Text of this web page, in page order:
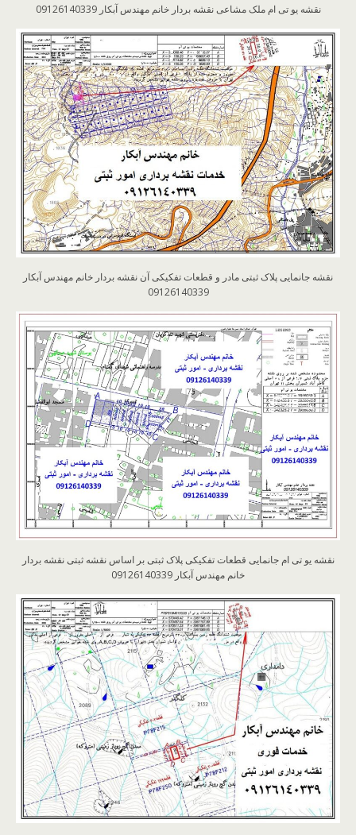
نقشه یو تی ام ملک مشاعی نقشه بردار خانم مهندس آبکار 09126140339
نقشه جانمایی پلاک ثبتی مادر و قطعات تفکیکی آن نقشه بردار خانم مهندس آبکار
09126140339
نقشه یو تی ام جانمایی قطعات تفکیکی پلاک ثبتی بر اساس نقشه ثبتی نقشه بردار
خانم مهندس آبکار 09126140339